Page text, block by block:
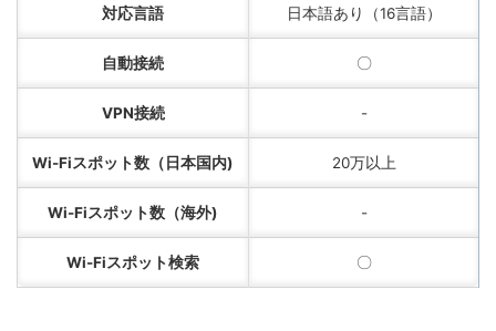
対応言語 日本語あり（16言語）
自動接続 〇
VPN接続 -
Wi-Fiスポット数（日本国内) 20万以上
Wi-Fiスポット数（海外) -
Wi-Fiスポット検索 〇